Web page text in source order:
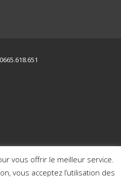
voitures en stock
vous offrir le meilleur service.
vous acceptez l’utilisation des